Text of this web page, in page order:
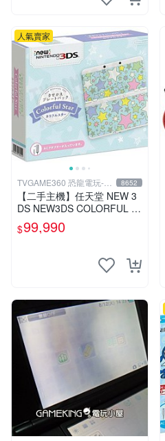
人氣賣家
TVGAME360 恐龍電玩-台
中店
8652
【二手主機】任天堂 NEW 3
DS NEW3DS COLORFUL S
TAR 日規機 七彩星星 限量版
附原廠充電器
$99,990